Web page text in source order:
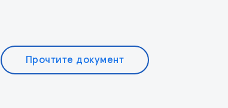
Прочтите документ